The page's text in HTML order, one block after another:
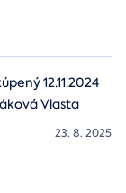
12.11.2024
Vlasta
23. 8. 2025